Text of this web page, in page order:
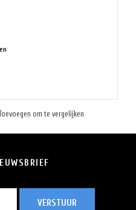
Toevoegen om te vergelijken
VERSTUUR